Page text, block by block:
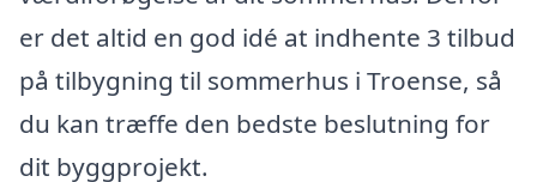
er det altid en god idé at indhente 3 tilbud
på tilbygning til sommerhus i Troense, så
du kan træffe den bedste beslutning for
dit byggprojekt.